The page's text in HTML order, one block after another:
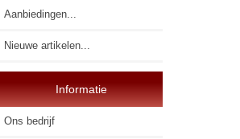
Aanbiedingen...
Nieuwe artikelen...
Informatie
Ons bedrijf